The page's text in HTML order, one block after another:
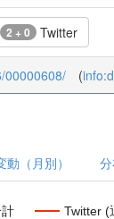
2 + 0 Twitter
00000608/ (
動（月別）
Twitter (